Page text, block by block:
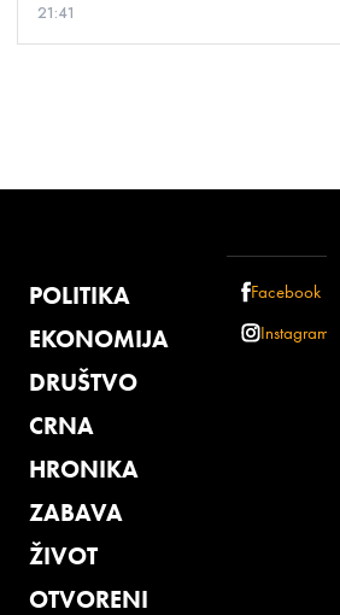
21:41
POLITIKA
EKONOMIJA
DRUŠTVO
CRNA
HRONIKA
ZABAVA
ŽIVOT
OTVORENI
Facebook
Instagram